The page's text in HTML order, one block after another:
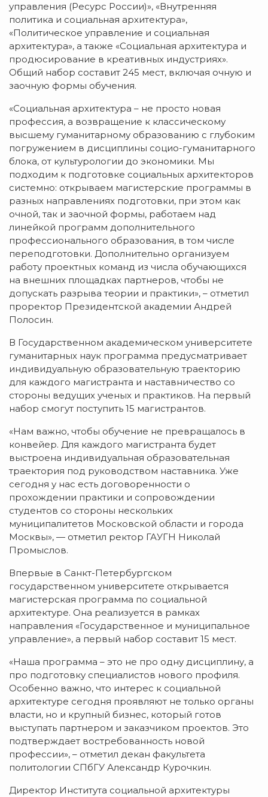
управления (Ресурс России)», «Внутренняя
политика и социальная архитектура»,
«Политическое управление и социальная
архитектура», а также «Социальная архитектура и
продюсирование в креативных индустриях».
Общий набор составит 245 мест, включая очную и
заочную формы обучения.
«Социальная архитектура – не просто новая
профессия, а возвращение к классическому
высшему гуманитарному образованию с глубоким
погружением в дисциплины социо-гуманитарного
блока, от культурологии до экономики. Мы
подходим к подготовке социальных архитекторов
системно: открываем магистерские программы в
разных направлениях подготовки, при этом как
очной, так и заочной формы, работаем над
линейкой программ дополнительного
профессионального образования, в том числе
переподготовки. Дополнительно организуем
работу проектных команд из числа обучающихся
на внешних площадках партнеров, чтобы не
допускать разрыва теории и практики», – отметил
проректор Президентской академии Андрей
Полосин.
В Государственном академическом университете
гуманитарных наук программа предусматривает
индивидуальную образовательную траекторию
для каждого магистранта и наставничество со
стороны ведущих ученых и практиков. На первый
набор смогут поступить 15 магистрантов.
«Нам важно, чтобы обучение не превращалось в
конвейер. Для каждого магистранта будет
выстроена индивидуальная образовательная
траектория под руководством наставника. Уже
сегодня у нас есть договоренности о
прохождении практики и сопровождении
студентов со стороны нескольких
муниципалитетов Московской области и города
Москвы», — отметил ректор ГАУГН Николай
Промыслов.
Впервые в Санкт-Петербургском
государственном университете открывается
магистерская программа по социальной
архитектуре. Она реализуется в рамках
направления «Государственное и муниципальное
управление», а первый набор составит 15 мест.
«Наша программа – это не про одну дисциплину, а
про подготовку специалистов нового профиля.
Особенно важно, что интерес к социальной
архитектуре сегодня проявляют не только органы
власти, но и крупный бизнес, который готов
выступать партнером и заказчиком проектов. Это
подтверждает востребованность новой
профессии», – отметил декан факультета
политологии СПбГУ Александр Курочкин.
Директор Института социальной архитектуры